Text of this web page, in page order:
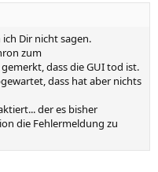
Dir nicht sagen.
zum
dass die GUI tod ist.
dass hat aber nichts
der es bisher
die Fehlermeldung zu